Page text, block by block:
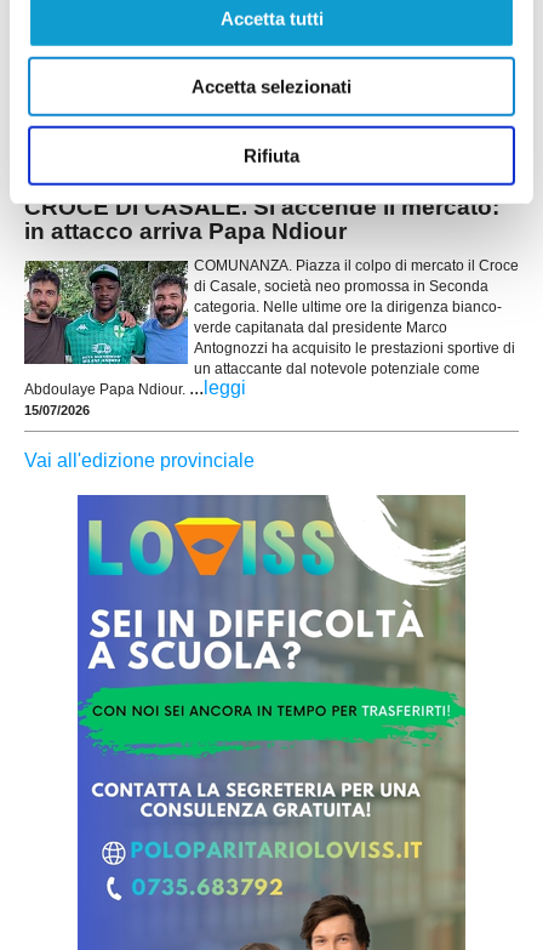
Accetta tutti
Accetta selezionati
Rifiuta
CASTEL DI LAMA al lavoro: primo summit
tra dirigenza e staff tecnico
stagione sportiva per il Castel di Lama. Lunedì
sera si è svolta una riunione di programmazione
...leggi
CROCE DI CASALE. Si accende il mercato:
in attacco arriva Papa Ndiour
COMUNANZA. Piazza il colpo di mercato il Croce
di Casale, società neo promossa in Seconda
categoria. Nelle ultime ore la dirigenza bianco-
verde capitanata dal presidente Marco
Antognozzi ha acquisito le prestazioni sportive di
un attaccante dal notevole potenziale come
Abdoulaye Papa Ndiour. ... leggi
15/07/2026
Vai all'edizione provinciale